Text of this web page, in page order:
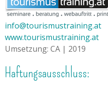
info@tourismustraining.at
www.tourismustraining.at
Umsetzung: CA | 2019
Haftungsausschluss: